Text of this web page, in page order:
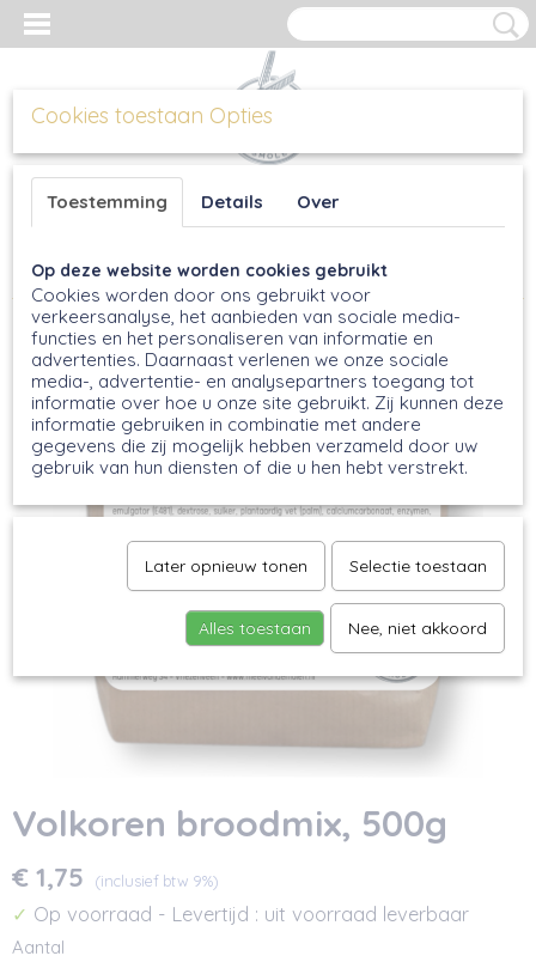
Inloggen Registreren
Home >Broodmixen>Volkoren broodmix, 500g
Volkoren broodmix, 500g
€ 1,75 (inclusief btw 9%)
✓ Op voorraad - Levertijd : uit voorraad leverbaar
Aantal
Cookies toestaan Opties
Toestemming Details Over
Op deze website worden cookies gebruikt
Cookies worden door ons gebruikt voor
verkeersanalyse, het aanbieden van sociale media-
functies en het personaliseren van informatie en
advertenties. Daarnaast verlenen we onze sociale
media-, advertentie- en analysepartners toegang tot
informatie over hoe u onze site gebruikt. Zij kunnen deze
informatie gebruiken in combinatie met andere
gegevens die zij mogelijk hebben verzameld door uw
gebruik van hun diensten of die u hen hebt verstrekt.
Later opnieuw tonen Selectie toestaan
Alles toestaan Nee, niet akkoord